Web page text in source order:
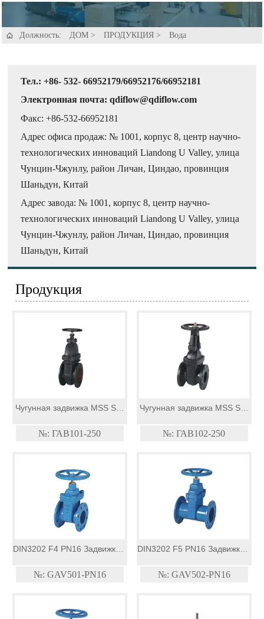
 Должность: ДОМ > ПРОДУКЦИЯ > Вода
Тел.: +86- 532- 66952179/66952176/66952181
Электронная почта: qdiflow@qdiflow.com
Факс: +86-532-66952181
Адрес офиса продаж: № 1001, корпус 8, центр научно-
технологических инноваций Liandong U Valley, улица
Чунцин-Чжунлу, район Личан, Циндао, провинция
Шаньдун, Китай
Адрес завода: № 1001, корпус 8, центр научно-
технологических инноваций Liandong U Valley, улица
Чунцин-Чжунлу, район Личан, Циндао, провинция
Шаньдун, Китай
Продукция
Чугунная задвижка MSS SP-
№: ГАВ101-250
Чугунная задвижка MSS SP-
№: ГАВ102-250
DIN3202 F4 PN16 Задвижка с
№: GAV501-PN16
DIN3202 F5 PN16 Задвижка с
№: GAV502-PN16